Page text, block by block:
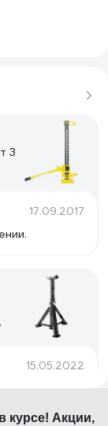
3
17.09.2017
15.05.2022
курсе! Акции,